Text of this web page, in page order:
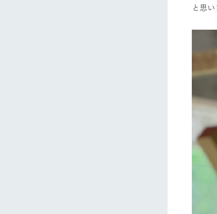
わたしたち
1Pでわか
農業の未
と思